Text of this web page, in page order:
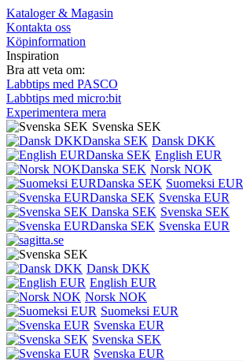
Kataloger & Magasin
Kontakta oss
Köpinformation
Inspiration
Bra att veta om:
Labbtips med PASCO
Labbtips med micro:bit
Experimentera mera
Svenska SEK
Dansk DKK
English EUR
Norsk NOK
Suomeksi EUR
Svenska EUR
Svenska SEK
Svenska EUR
Dansk DKK
English EUR
Norsk NOK
Suomeksi EUR
Svenska EUR
Svenska SEK
Svenska EUR